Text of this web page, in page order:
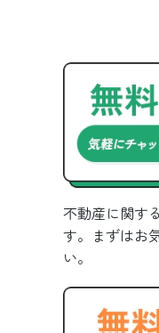
不動産に関す
す。まずはお
い。